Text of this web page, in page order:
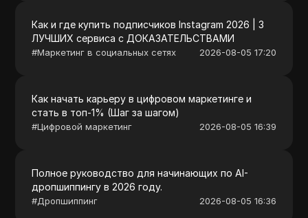
Как и где купить подписчиков Instagram 2026 | 3
ЛУЧШИХ сервиса с ДОКАЗАТЕЛЬСТВАМИ
#Маркетинг в социальных сетях 2026-08-05 17:20
Как начать карьеру в цифровом маркетинге и
стать в топ-1% (Шаг за шагом)
#Цифровой маркетинг 2026-08-05 16:39
Полное руководство для начинающих по AI-
дропшиппингу в 2026 году.
#Дропшиппинг 2026-08-05 16:36